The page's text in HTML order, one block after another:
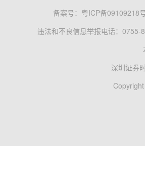
备案号： 粤ICP备09109218
违法和不良信息举报电话：0755-
深圳证券